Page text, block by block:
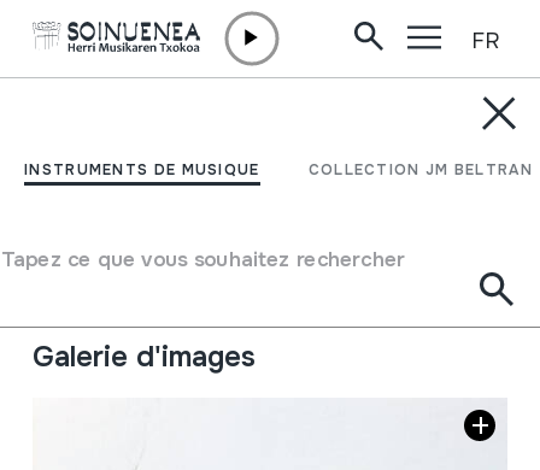
INSTRUMENTS DE MUSIQUE COLLECTION JM BELTRAN
Tapez ce que vous souhaitez rechercher
FR
RASPA
Type d'instrument de musique
Idiophones
Galerie d'images